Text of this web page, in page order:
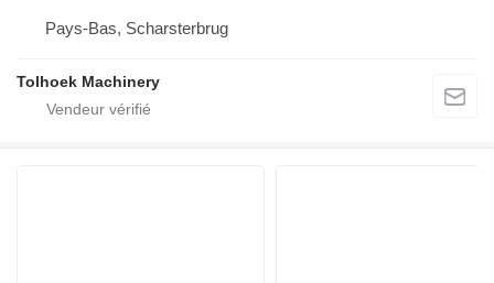
Pays-Bas, Scharsterbrug
Tolhoek Machinery